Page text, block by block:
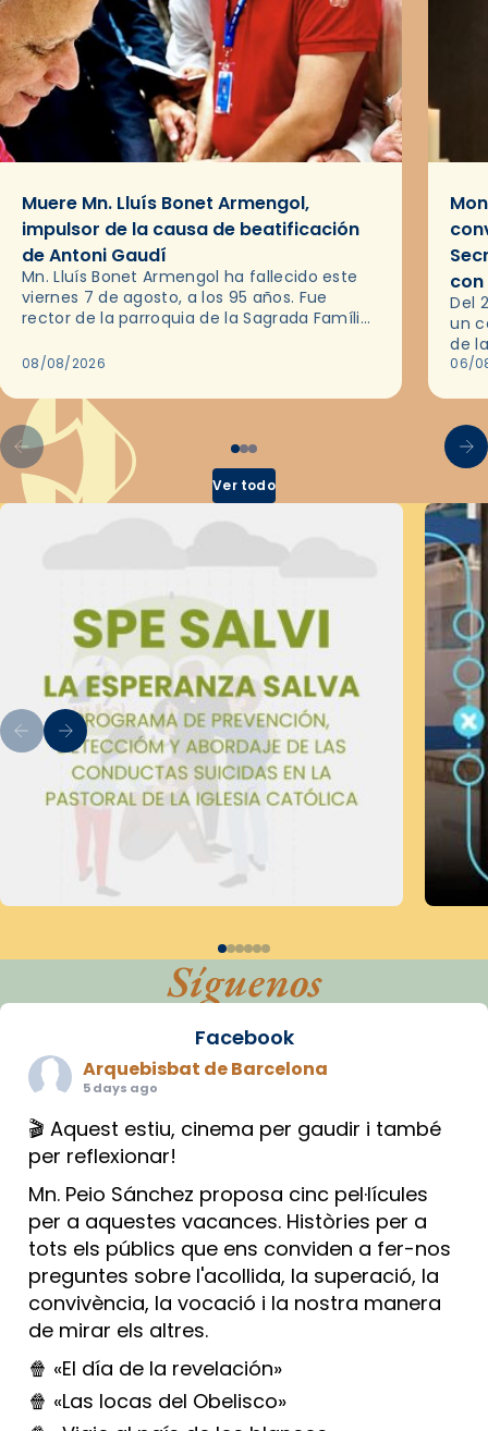
Muere Mn. Lluís Bonet Armengol,
impulsor de la causa de beatificación
de Antoni Gaudí
Mn. Lluís Bonet Armengol ha fallecido este
viernes 7 de agosto, a los 95 años. Fue
rector de la parroquia de la Sagrada Família
08/08/2026
Del
un
de
en
06/
Ver todo
Síguenos
Facebook
Arquebisbat de Barcelona
5 days ago
🎬 Aquest estiu, cinema per gaudir i també
per reflexionar!
Mn. Peio Sánchez proposa cinc pel·lícules
per a aquestes vacances. Històries per a
tots els públics que ens conviden a fer-nos
preguntes sobre l'acollida, la superació, la
convivència, la vocació i la nostra manera
de mirar els altres.
🍿 «El día de la revelación»
🍿 «Las locas del Obelisco»